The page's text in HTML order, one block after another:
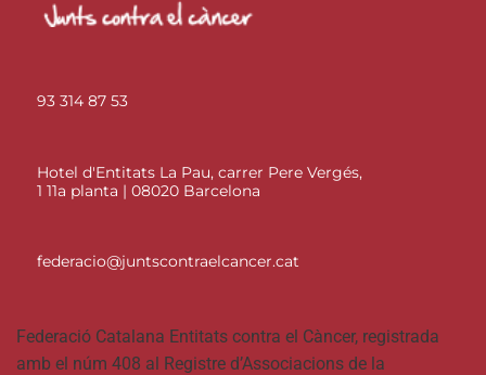
93 314 87 53
Hotel d'Entitats La Pau, carrer Pere Vergés,
1 11a planta | 08020 Barcelona
federacio@juntscontraelcancer.cat
Federació Catalana Entitats contra el Càncer, registrada
amb el núm 408 al Registre d’Associacions de la